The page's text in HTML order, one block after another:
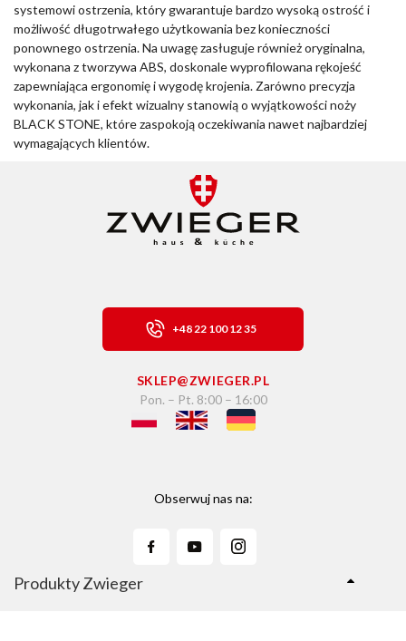
systemowi ostrzenia, który gwarantuje bardzo wysoką ostrość i
możliwość długotrwałego użytkowania bez konieczności
ponownego ostrzenia. Na uwagę zasługuje również oryginalna,
wykonana z tworzywa ABS, doskonale wyprofilowana rękojeść
zapewniająca ergonomię i wygodę krojenia. Zarówno precyzja
wykonania, jak i efekt wizualny stanowią o wyjątkowości noży
BLACK STONE, które zaspokoją oczekiwania nawet najbardziej
wymagających klientów.
+48 22 100 12 35
SKLEP@ZWIEGER.PL
Pon. – Pt. 8:00 – 16:00
Obserwuj nas na:
Produkty Zwieger